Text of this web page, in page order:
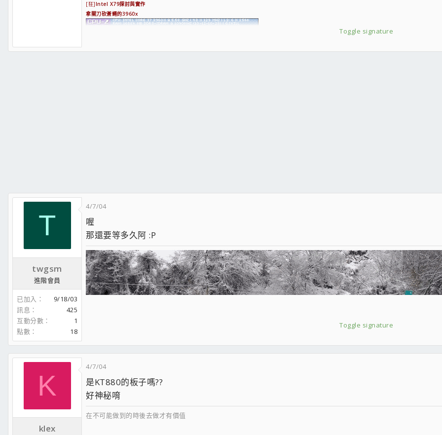
Toggle signature
[狂]Intel X79探討與實作
拿關刀砍蒼蠅的3960x
T
twgsm
進階會員
已加入
9/18/03
訊息
425
互動分數
1
點數
18
4/7/04
喔
那還要等多久阿 :P
Toggle signature
K
klex
4/7/04
是KT880的板子嗎??
好神秘唷
在不可能做到的時後去做才有價值